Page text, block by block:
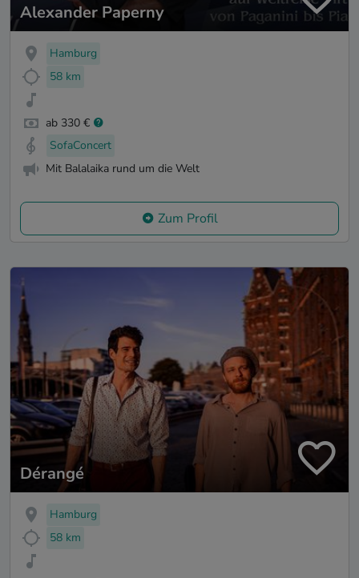
Alexander Paperny
Hamburg
58 km
ab 330 €
SofaConcert
Mit Balalaika rund um die Welt
Zum Profil
Dérangé
Hamburg
58 km